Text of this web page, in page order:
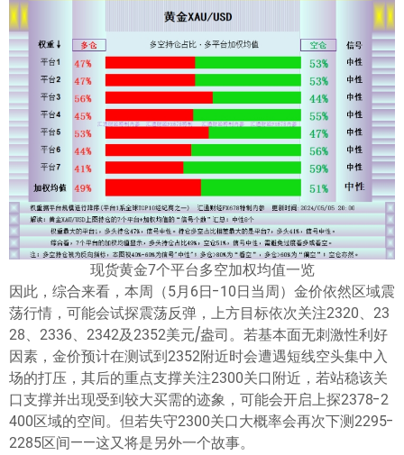
现货黄金7个平台多空加权均值一览
因此，综合来看，本周（5月6日-10日当周）金价依然区域震
荡行情，可能会试探震荡反弹，上方目标依次关注2320、23
28、2336、2342及2352美元/盎司。若基本面无刺激性利好
因素，金价预计在测试到2352附近时会遭遇短线空头集中入
场的打压，其后的重点支撑关注2300关口附近，若站稳该关
口支撑并出现受到较大买需的迹象，可能会开启上探2378-2
400区域的空间。但若失守2300关口大概率会再次下测2295-
2285区间——这又将是另外一个故事。